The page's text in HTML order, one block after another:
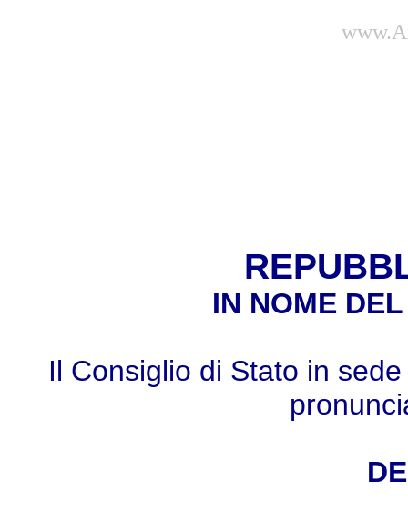
IN NOME
Il Consiglio di Stato in